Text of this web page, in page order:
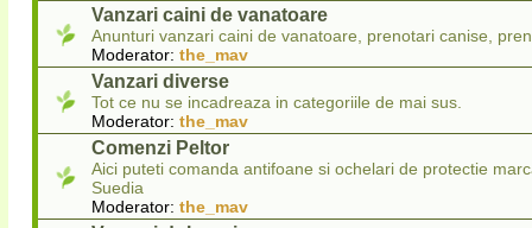
Vanzari caini de vanatoare
Anunturi vanzari caini de vanatoare, prenotari canise,
Moderator: the_mav
Vanzari diverse
Tot ce nu se incadreaza in categoriile de mai sus.
Moderator: the_mav
Comenzi Peltor
Aici puteti comanda antifoane si ochelari de protectie
Suedia
Moderator: the_mav